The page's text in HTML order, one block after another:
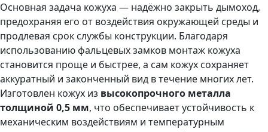
Основная задача кожуха — надёжно закрыть дымоход,
предохраняя его от воздействия окружающей среды и
продлевая срок службы конструкции. Благодаря
использованию фальцевых замков монтаж кожуха
становится проще и быстрее, а сам кожух сохраняет
аккуратный и законченный вид в течение многих лет.
Изготовлен кожух из высокопрочного металла
толщиной 0,5 мм, что обеспечивает устойчивость к
механическим воздействиям и температурным